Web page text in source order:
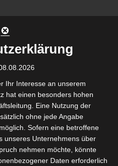
content
März
mit der
von Peopleware
Ihr Interesse an unserem
hat einen besonders hohen
Eine Nutzung der
ohne jede Angabe
Sofern eine betroffene
unseres Unternehmens über
nehmen möchte, könnte
Daten erforderlich